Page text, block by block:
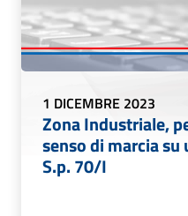
1 DICEMBRE 2023
Zona Industriale,
senso di marcia
S.p. 70/I